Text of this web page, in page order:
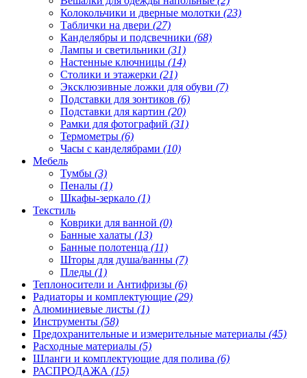
Колокольчики и дверные молотки (23)
Таблички на двери (27)
Канделябры и подсвечники (68)
Лампы и светильники (31)
Настенные ключницы (14)
Столики и этажерки (21)
Эксклюзивные ложки для обуви (7)
Подставки для зонтиков (6)
Подставки для картин (20)
Рамки для фотографий (31)
Термометры (6)
Часы с канделябрами (10)
Мебель
Тумбы (3)
Пеналы (1)
Шкафы-зеркало (1)
Текстиль
Коврики для ванной (0)
Банные халаты (13)
Банные полотенца (11)
Шторы для душа/ванны (7)
Пледы (1)
Теплоносители и Антифризы (6)
Радиаторы и комплектующие (29)
Алюминиевые листы (1)
Инструменты (58)
Предохранительные и измерительные материалы (45)
Расходные материалы (5)
Шланги и комплектующие для полива (6)
РАСПРОДАЖА (15)